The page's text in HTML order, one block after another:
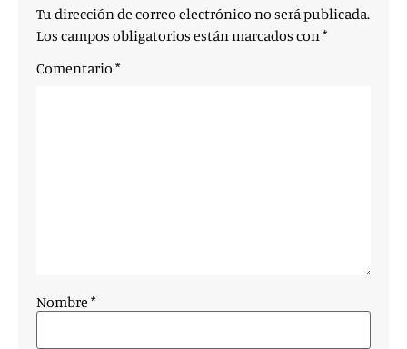
Tu dirección de correo electrónico no será publicada.
Los campos obligatorios están marcados con*
Comentario *
Nombre *